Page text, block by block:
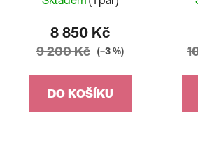
8 850 Kč
9 200 Kč (–3 %)
DO KOŠÍKU